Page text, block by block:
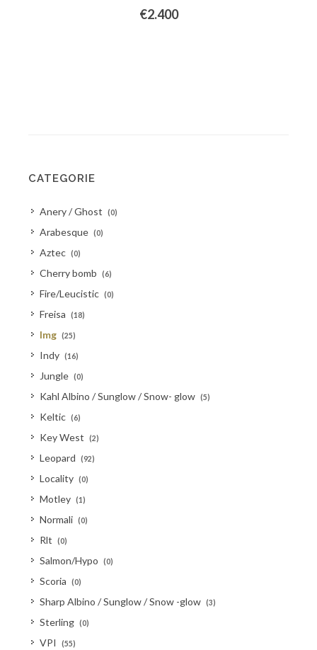
€2.400
CATEGORIE
Anery / Ghost (0)
Arabesque (0)
Aztec (0)
Cherry bomb (6)
Fire/Leucistic (0)
Freisa (18)
Img (25)
Indy (16)
Jungle (0)
Kahl Albino / Sunglow / Snow- glow (5)
Keltic (6)
Key West (2)
Leopard (92)
Locality (0)
Motley (1)
Normali (0)
Rlt (0)
Salmon/Hypo (0)
Scoria (0)
Sharp Albino / Sunglow / Snow -glow (3)
Sterling (0)
VPI (55)